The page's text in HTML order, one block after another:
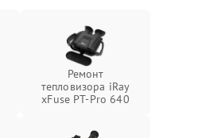
Ремонт
тепловизора iRay
xFuse PT-Pro 640